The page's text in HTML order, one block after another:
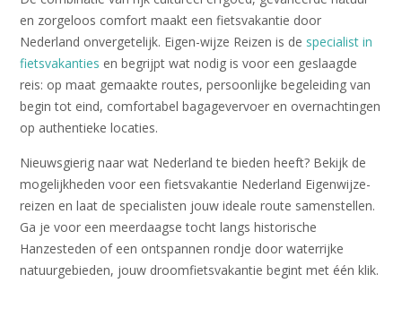
en zorgeloos comfort maakt een fietsvakantie door
Nederland onvergetelijk. Eigen-wijze Reizen is de specialist in
fietsvakanties en begrijpt wat nodig is voor een geslaagde
reis: op maat gemaakte routes, persoonlijke begeleiding van
begin tot eind, comfortabel bagagevervoer en overnachtingen
op authentieke locaties.
Nieuwsgierig naar wat Nederland te bieden heeft? Bekijk de
mogelijkheden voor een fietsvakantie Nederland Eigenwijze-
reizen en laat de specialisten jouw ideale route samenstellen.
Ga je voor een meerdaagse tocht langs historische
Hanzesteden of een ontspannen rondje door waterrijke
natuurgebieden, jouw droomfietsvakantie begint met één klik.